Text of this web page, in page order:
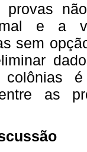
e a
sem
as